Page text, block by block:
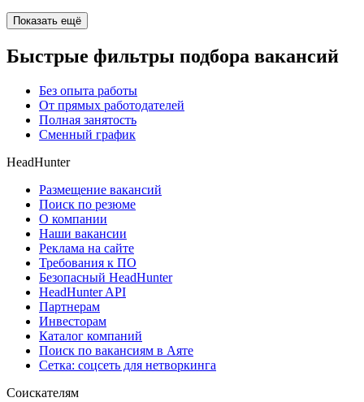
Показать ещё
Быстрые фильтры подбора вакансий
Без опыта работы
От прямых работодателей
Полная занятость
Сменный график
HeadHunter
Размещение вакансий
Поиск по резюме
О компании
Наши вакансии
Реклама на сайте
Требования к ПО
Безопасный HeadHunter
HeadHunter API
Партнерам
Инвесторам
Каталог компаний
Поиск по вакансиям в Аяте
Сетка: соцсеть для нетворкинга
Соискателям